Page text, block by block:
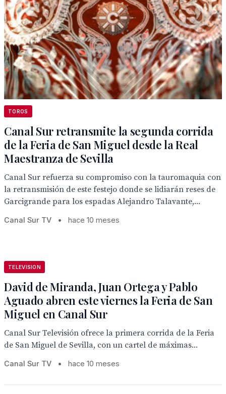
TOROS
Canal Sur retransmite la segunda corrida
de la Feria de San Miguel desde la Real
Maestranza de Sevilla
Canal Sur refuerza su compromiso con la tauromaquia con
la retransmisión de este festejo donde se lidiarán reses de
Garcigrande para los espadas Alejandro Talavante,...
Canal Sur TV • hace 10 meses
TELEVISION
David de Miranda, Juan Ortega y Pablo
Aguado abren este viernes la Feria de San
Miguel en Canal Sur
Canal Sur Televisión ofrece la primera corrida de la Feria
de San Miguel de Sevilla, con un cartel de máximas...
Canal Sur TV • hace 10 meses